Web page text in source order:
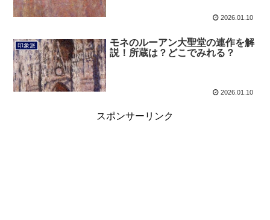
2026.01.10
印象派
モネのルーアン大聖堂の連作を解
説！所蔵は？どこでみれる？
2026.01.10
スポンサーリンク